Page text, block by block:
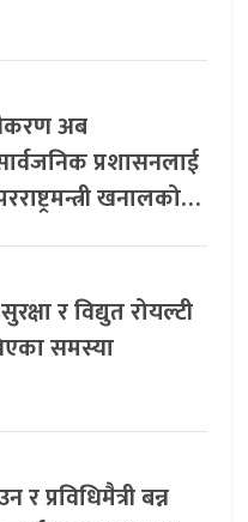
अब
प्रशासनलाई
खनालको…
र विद्युत रोयल्टी
समस्या
प्रविधिमैत्री बन्न